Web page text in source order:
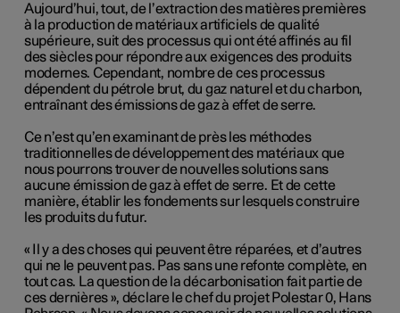
Aujourd’hui, tout, de l’extraction des matières premières
à la production de matériaux artificiels de qualité
supérieure, suit des processus qui ont été affinés au fil
des siècles pour répondre aux exigences des produits
modernes. Cependant, nombre de ces processus
dépendent du pétrole brut, du gaz naturel et du charbon,
entraînant des émissions de gaz à effet de serre.
Ce n’est qu’en examinant de près les méthodes
traditionnelles de développement des matériaux que
nous pourrons trouver de nouvelles solutions sans
aucune émission de gaz à effet de serre. Et de cette
manière, établir les fondements sur lesquels construire
les produits du futur.
« Il y a des choses qui peuvent être réparées, et d’autres
qui ne le peuvent pas. Pas sans une refonte complète, en
tout cas. La question de la décarbonisation fait partie de
ces dernières », déclare le chef du projet Polestar 0, Hans